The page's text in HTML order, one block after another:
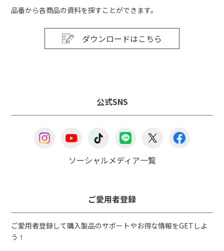
品番から各商品の資料を探すことができます。
ダウンロードはこちら
公式SNS
ソーシャルメディア一覧
ご愛用者登録
ご愛用者登録して購入製品のサポートやお得な情報をGETしよ
う！